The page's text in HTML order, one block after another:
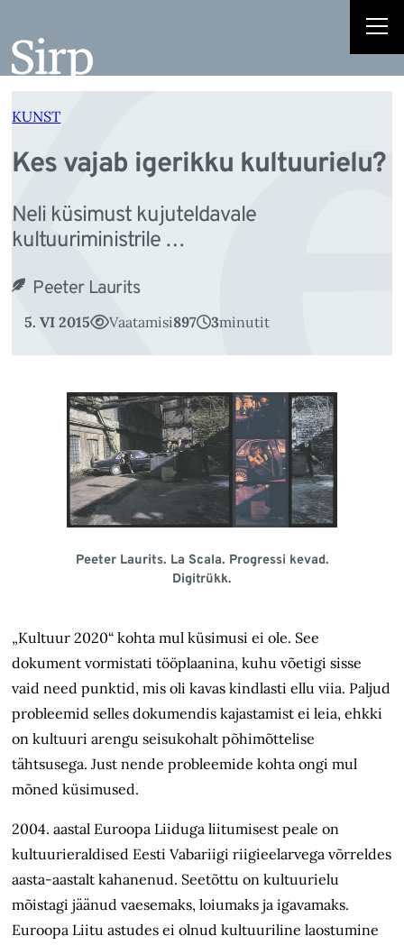
juurde
KUNST
Kes vajab igerikku kultuurielu?
Neli küsimust kujuteldavale
kultuuriministrile …
Peeter Laurits
5. VI 2015 Vaatamisi897 3minutit
Peeter Laurits. La Scala. Progressi kevad.
Digitrükk.
„Kultuur 2020“ kohta mul küsimusi ei ole. See
dokument vormistati töö­plaanina, kuhu võetigi sisse
vaid need punktid, mis oli kavas kindlasti ellu viia. Paljud
probleemid selles dokumendis kajastamist ei leia, ehkki
on kultuuri arengu seisukohalt põhimõttelise
tähtsusega. Just nende probleemide kohta ongi mul
mõned küsimused.
2004. aastal Euroopa Liiduga liitumisest peale on
kultuurieraldised Eesti Vabariigi riigieelarvega võrreldes
aasta-aastalt kahanenud. Seetõttu on kultuurielu
mõistagi jäänud vaesemaks, loiumaks ja igavamaks.
Euroopa Liitu astudes ei olnud kultuuriline laostumine